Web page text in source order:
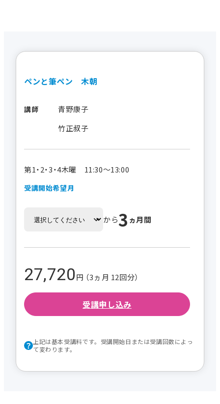
ペンと筆ペン 木朝
講師
青野康子
竹正叔子
第1・2・3・4木曜 11:30～13:00
受講開始希望月
から3 ヵ月間
27,720円 （3ヵ月 12回分）
受講申し込み
上記は基本受講料です。受講開始日または受講回数によっ
て変わります。